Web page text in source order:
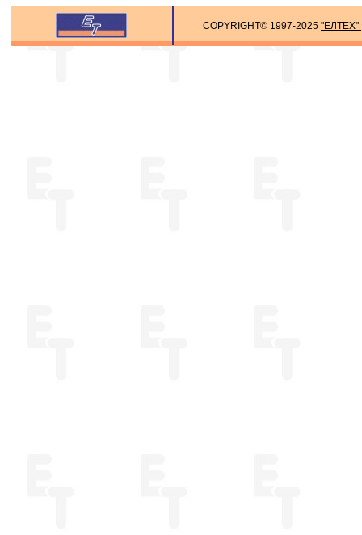
COPYRIGHT© 1997-2025 "ЕЛТЕХ"